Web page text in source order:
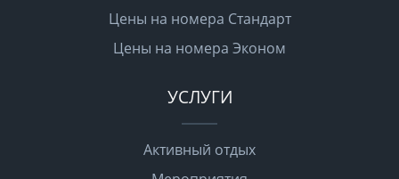
Цены на номера Стандарт
Цены на номера Эконом
УСЛУГИ
Активный отдых